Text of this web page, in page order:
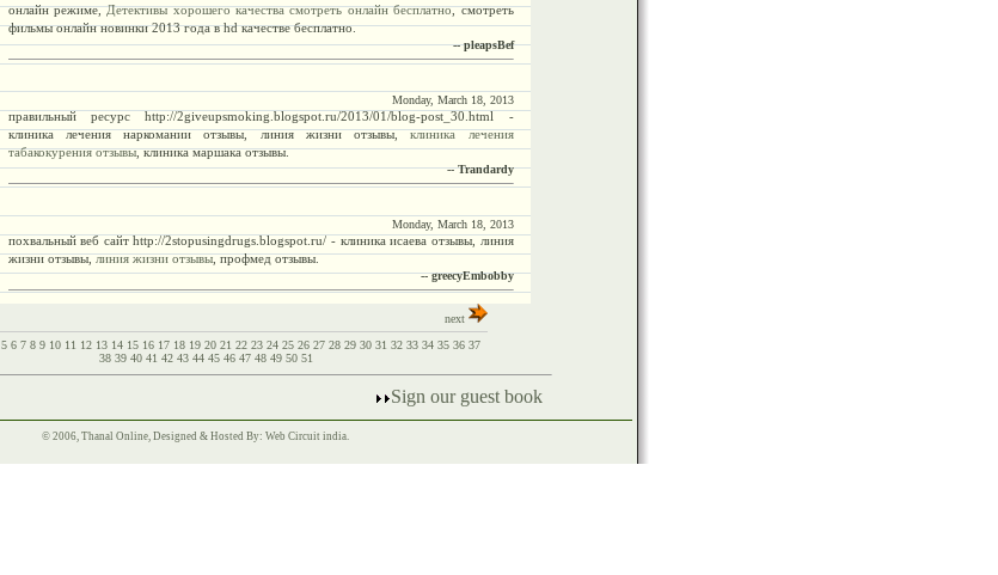
онлайн режиме,Детективы хорошего качества смотреть онлайн бесплатно, смотреть
фильмы онлайн новинки 2013 года в hd качестве бесплатно.
-- pleapsBef
Monday, March 18, 2013
правильный ресурс http://2giveupsmoking.blogspot.ru/2013/01/blog-post_30.html -
клиника лечения наркомании отзывы, линия жизни отзывы,клиника лечения
табакокурения отзывы, клиника маршака отзывы.
-- Trandardy
Monday, March 18, 2013
похвальный веб сайт http://2stopusingdrugs.blogspot.ru/ - клиника исаева отзывы, линия
жизни отзывы,линия жизни отзывы, профмед отзывы.
-- greecyEmbobby
next
5 6 7 8 9 10 11 12 13 14 15 16 17 18 19 20 21 22 23 24 25 26 27 28 29 30 31 32 33 34 35 36 37
38 39 40 41 42 43 44 45 46 47 48 49 50 51
Sign our guest book
© 2006, Thanal Online, Designed & Hosted By: Web Circuit india.